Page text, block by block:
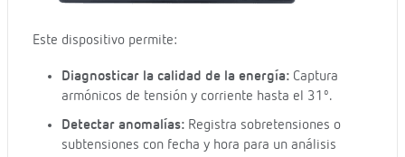
Este dispositivo permite:
Diagnosticar la calidad de la energía: Captura
armónicos de tensión y corriente hasta el 31º.
Detectar anomalías: Registra sobretensiones o
subtensiones con fecha y hora para un análisis